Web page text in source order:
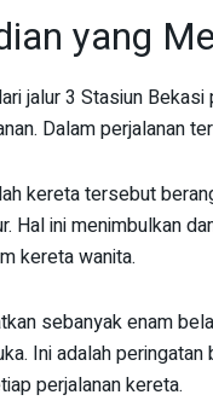
yang
jalur 3 Stasiun
Dalam perjalanan
kereta tersebut
Hal ini menimbulkan
kereta wanita.
sebanyak enam
Ini adalah
perjalanan kereta.